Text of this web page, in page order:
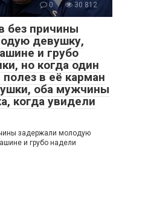
0 30 812
без причины
девушку,
и грубо
но когда один
в её карман
оба мужчины
когда увидели
задержали молодую
и грубо надели